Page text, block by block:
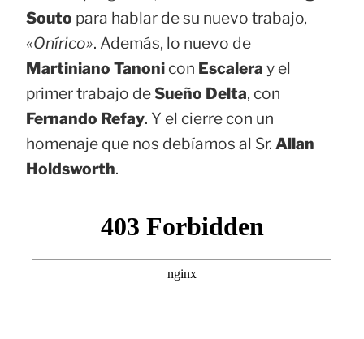
Souto para hablar de su nuevo trabajo,
«Onírico». Además, lo nuevo de
Martiniano Tanoni con Escalera y el
primer trabajo deSueño Delta, con
Fernando Refay. Y el cierre con un
homenaje que nos debíamos al Sr. Allan
Holdsworth.